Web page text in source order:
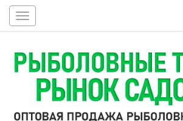
Toggle
navigation